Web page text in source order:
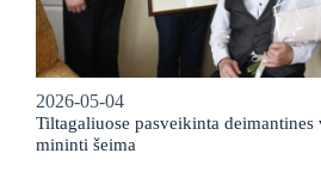
2026-05-04
Tiltagaliuose pasveikinta deimantines
mininti šeima